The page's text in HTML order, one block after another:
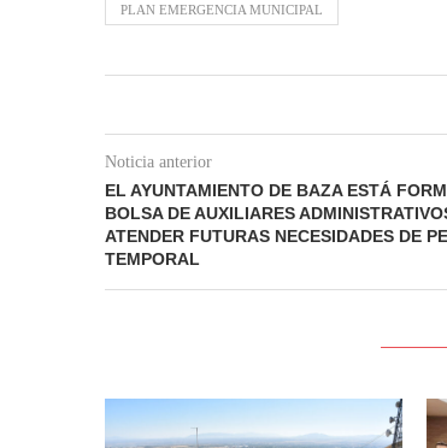
PLAN EMERGENCIA MUNICIPAL
Noticia anterior
EL AYUNTAMIENTO DE BAZA ESTÁ
BOLSA DE AUXILIARES
ATENDER FUTURAS NECESIDADES DE
TEMPORAL